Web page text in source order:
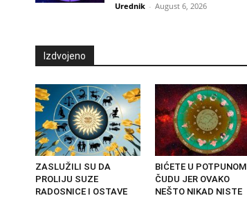
Urednik - August 6, 2026
Izdvojeno
ZASLUŽILI SU DA
PROLIJU SUZE
RADOSNICE I OSTAVE
BIĆETE U POTPUNOM
ČUDU JER OVAKO
NEŠTO NIKAD NISTE